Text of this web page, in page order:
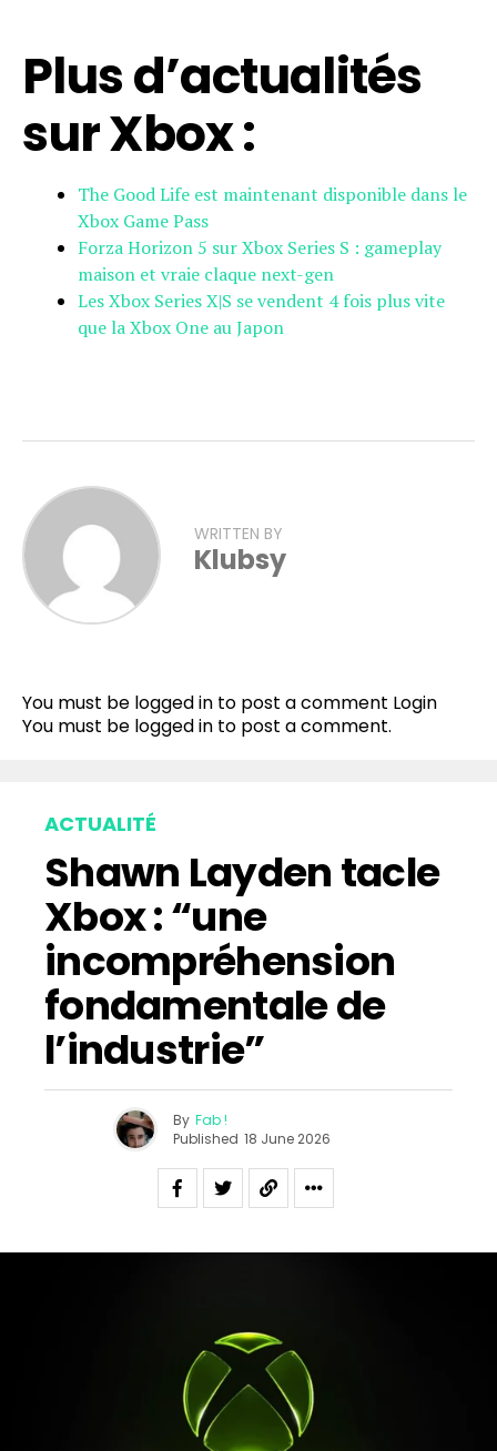
Plus d’actualités
sur Xbox :
The Good Life est maintenant disponible dans le
Xbox Game Pass
Forza Horizon 5 sur Xbox Series S : gameplay
maison et vraie claque next-gen
Les Xbox Series X|S se vendent 4 fois plus vite
que la Xbox One au Japon
WRITTEN BY
Klubsy
You must be logged in to post a comment Login
You must be logged in to post a comment.
ACTUALITÉ
Shawn Layden tacle
Xbox : “une
incompréhension
fondamentale de
l’industrie”
By Fab !
Published 18 June 2026